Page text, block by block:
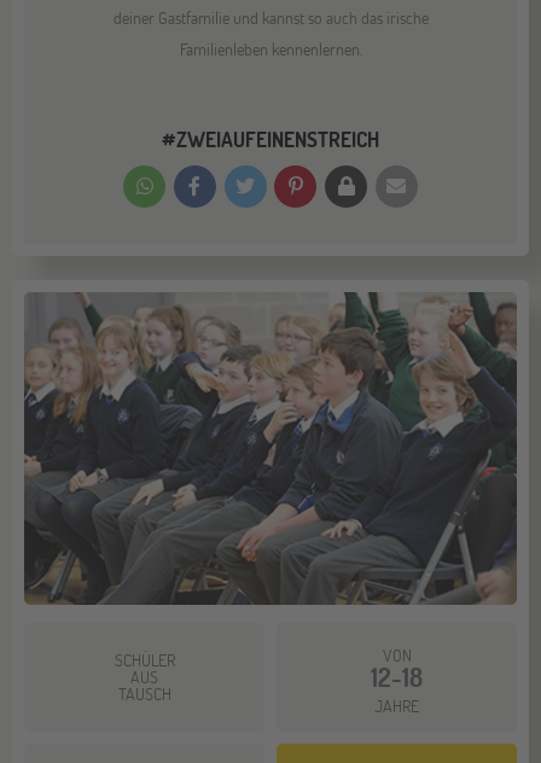
deiner Gastfamilie und kannst so auch das irische
Familienleben kennenlernen.
#ZWEIAUFEINENSTREICH
SCHÜLER
AUS
TAUSCH
VON
12-18
JAHRE